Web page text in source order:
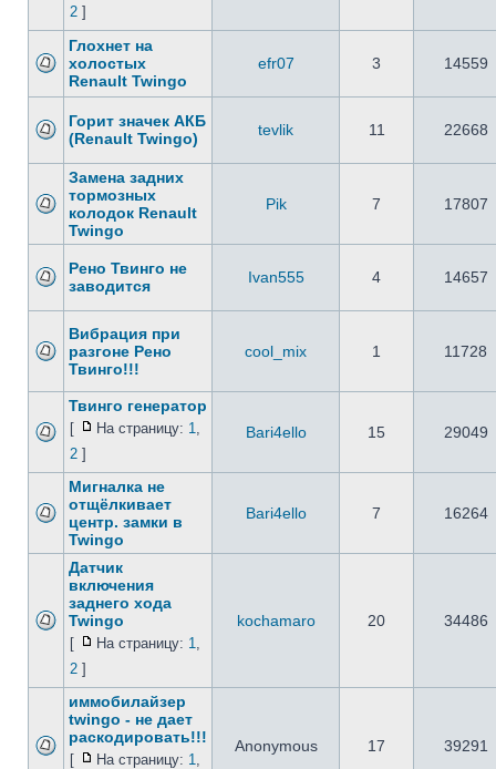
2 ]
Глохнет на
холостых
Renault Twingo
efr07 3 14559
Горит значек АКБ
(Renault Twingo)
tevlik 11 22668
Замена задних
тормозных
колодок Renault
Twingo
Pik 7 17807
Рено Твинго не
заводится
Ivan555 4 14657
Вибрация при
разгоне Рено
Твинго!!!
cool_mix 1 11728
Твинго генератор
[ На страницу: 1,
2 ]
Bari4ello 15 29049
Мигналка не
отщёлкивает
центр. замки в
Twingo
Bari4ello 7 16264
Датчик
включения
заднего хода
Twingo
[ На страницу: 1,
2 ]
kochamaro 20 34486
иммобилайзер
twingo - не дает
раскодировать!!!
[ На страницу: 1,
Anonymous 17 39291